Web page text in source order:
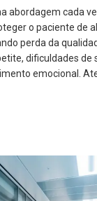
abordagem cada
o paciente de
perda da
dificuldades de
emocional.